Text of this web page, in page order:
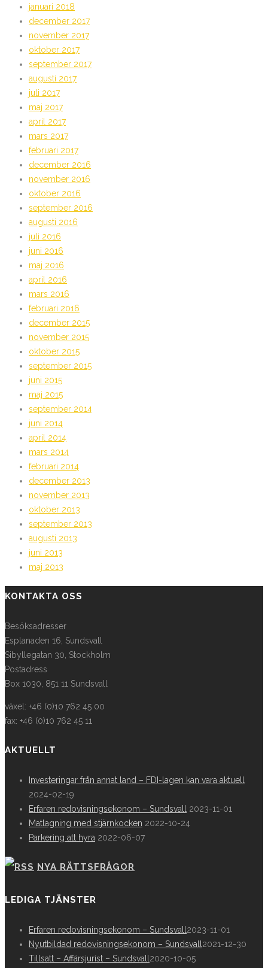
januari 2018
december 2017
november 2017
oktober 2017
september 2017
augusti 2017
juli 2017
maj 2017
april 2017
mars 2017
februari 2017
december 2016
november 2016
oktober 2016
september 2016
augusti 2016
juli 2016
juni 2016
maj 2016
april 2016
mars 2016
februari 2016
december 2015
november 2015
oktober 2015
september 2015
juni 2015
maj 2015
september 2014
juni 2014
april 2014
mars 2014
februari 2014
december 2013
november 2013
oktober 2013
september 2013
augusti 2013
juni 2013
maj 2013
KONTAKTA OSS
Besöksadresser
Esplanaden 16, Sundsvall
Sibyllegatan 30, Stockholm
Postadress
Box 1030, 851 11 Sundsvall
växel: +46 (0)10 762 45 00
fax: +46 (0)10 762 45 11
AKTUELLT
Investeringar från annat land – FDI-lagen kan vara aktuell
2024-02-19
Erfaren redovisningsekonom – Sundsvall
2023-11-01
Matlagning med stjärnkocken 2022-10-24
Parkering att hyra 2022-06-07
NYA RÄTTSFRÅGOR
LEDIGA TJÄNSTER
Erfaren redovisningsekonom – Sundsvall 2023-11-01
Nyutbildad redovisningsekonom – Sundsvall 2021-12-30
Tillsatt – Affärsjurist – Sundsvall 2020-10-05